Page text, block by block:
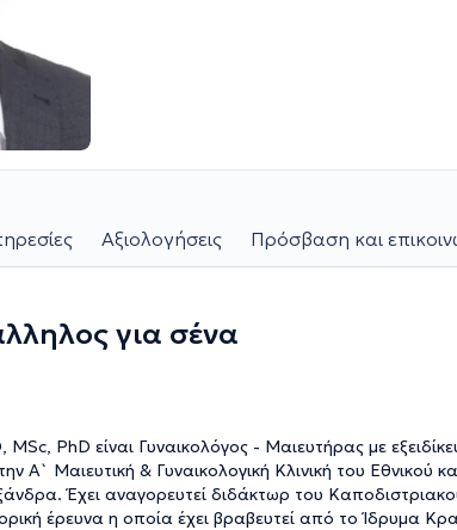
Αξιολογήσεις Πρόσβαση και
για σένα
MSc, PhD είναι Γυναικολόγος - Μαιευτήρας με
Α` Μαιευτική & Γυναικολογική Κλινική του Εθνικού
Αθηνών. Ταυτόχρονα
έρευνα η οποία έχει βραβευτεί από το Ίδρυμα